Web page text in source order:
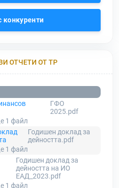
конкуренти
ОТЧЕТИ ОТ ТР
ГФО
2025.pdf
1 файл
Годишен доклад за
дейността.pdf
1 файл
Годишен доклад за
дейността на ИО
ЕАД_2023.pdf
1 файл